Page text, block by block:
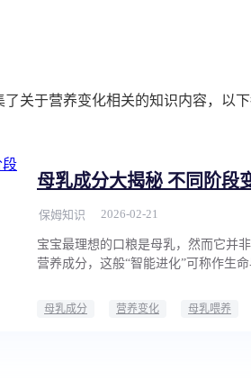
关于营养变化相关的知识内容，以
母乳成分大揭秘 不同阶段
保姆知识 2026-02-21
宝宝最理想的口粮是母乳，然而它并
营养成分，这般“智能进化”可称作生命
母乳成分 营养变化 母乳喂养